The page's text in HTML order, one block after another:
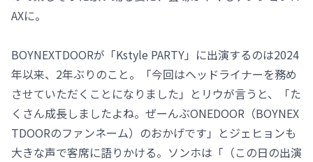
AXに。
BOYNEXTDOORが「Kstyle PARTY」に出演するのは2024
年以来、2年ぶりのこと。「今回はヘッドライナーを務め
させていただくことになりました」とリウが言うと、「た
くさん成長しましたよね。ぜーんぶONEDOOR（BOYNEX
TDOORのファンネーム）のおかげです」とジェヒョンも
大きな声で客席に語りかける。ソンホは「（この日の出演